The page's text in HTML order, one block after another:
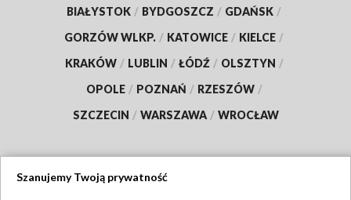
BIAŁYSTOK / BYDGOSZCZ / GDAŃSK /
GORZÓW WLKP. / KATOWICE / KIELCE /
KRAKÓW / LUBLIN / ŁÓDŹ / OLSZTYN /
OPOLE / POZNAŃ / RZESZÓW /
SZCZECIN / WARSZAWA / WROCŁAW
Szanujemy Twoją prywatność